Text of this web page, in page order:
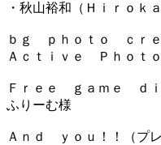
・秋山裕和（Ｈｉｒｏ
ｂｇ ｐｈｏｔｏ ｃｒｅ
Ａｃｔｉｖｅ Ｐｈｏ
Ｆｒｅｅ ｇａｍｅ ｄｉ
ふりーむ様
Ａｎｄ ｙｏｕ！！（プレ